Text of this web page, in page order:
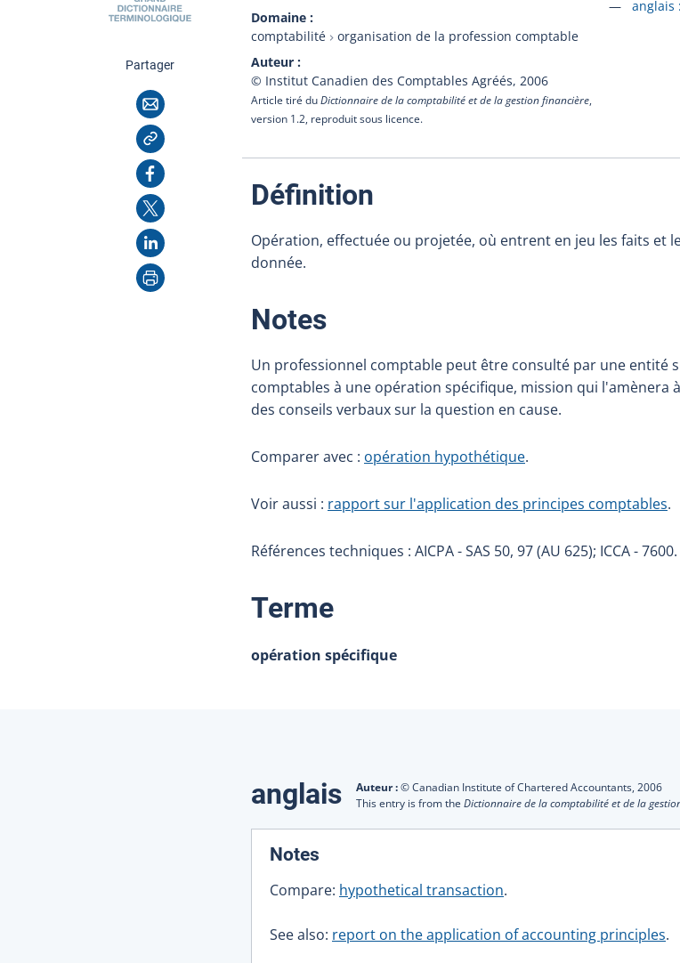
Domaine
comptabilité
organisation de la profession comptable
Auteur
© Institut Canadien des Comptables Agréés, 2006
Article tiré duDictionnaire de la comptabilité et de la gestion financière,
version 1.2, reproduit sous licence.
anglais :
Partagercette page
Courriel
Copier l'adresse
Facebook
X
LinkedIn
Imprimer
Définition
Opération, effectuée ou projetée, où entrent en jeu les faits et
donnée.
Notes:
Un professionnel comptable peut être consulté par une entité
comptables à une opération spécifique, mission qui
des conseils verbaux sur la question en cause.
Comparer avec : opération hypothétique.
Voir aussi : rapport sur l'application des principes comptables.
Références techniques : AICPA - SAS 50, 97 (AU 625); ICCA - 7600.
Terme:
opération spécifique
Traductions
anglais Auteur :© Canadian Institute of Chartered Accountants, 2006
This entry is from the Dictionnaire de la comptabilité et de la
Notes
Compare: hypothetical transaction.
See also: report on the application of accounting principles.